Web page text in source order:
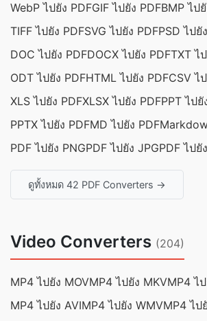
WebP ไปยัง PDFGIF ไปยัง PDFBMP ไป
TIFF ไปยัง PDFSVG ไปยัง PDFPSD ไปยั
DOC ไปยัง PDFDOCX ไปยัง PDFTXT ไ
ODT ไปยัง PDFHTML ไปยัง PDFCSV ไ
XLS ไปยัง PDFXLSX ไปยัง PDFPPT ไปยั
PPTX ไปยัง PDFMD ไปยัง PDF
PDF ไปยัง PNGPDF ไปยัง JPGPDF ไปยั
ดูทั้งหมด 42 PDF Converters →
Video Converters (204)
MP4 ไปยัง MOVMP4 ไปยัง MKVMP4 ไ
MP4 ไปยัง AVIMP4 ไปยัง WMVMP4 ไป